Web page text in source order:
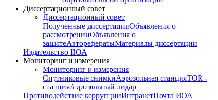
Диссертационный совет
Диссертационный совет
Полученные диссертацииОбъявления о
рассмотренииОбъявления о
защитеАвторефератыМатериалы диссертации
Издательство ИОА
Мониторинг и измерения
Мониторинг и измерения
Спутниковые снимкиАэрозольная станцияTOR -
станцияАэрозольный лидар
Противодействие коррупцииИнтранетПочта ИОА